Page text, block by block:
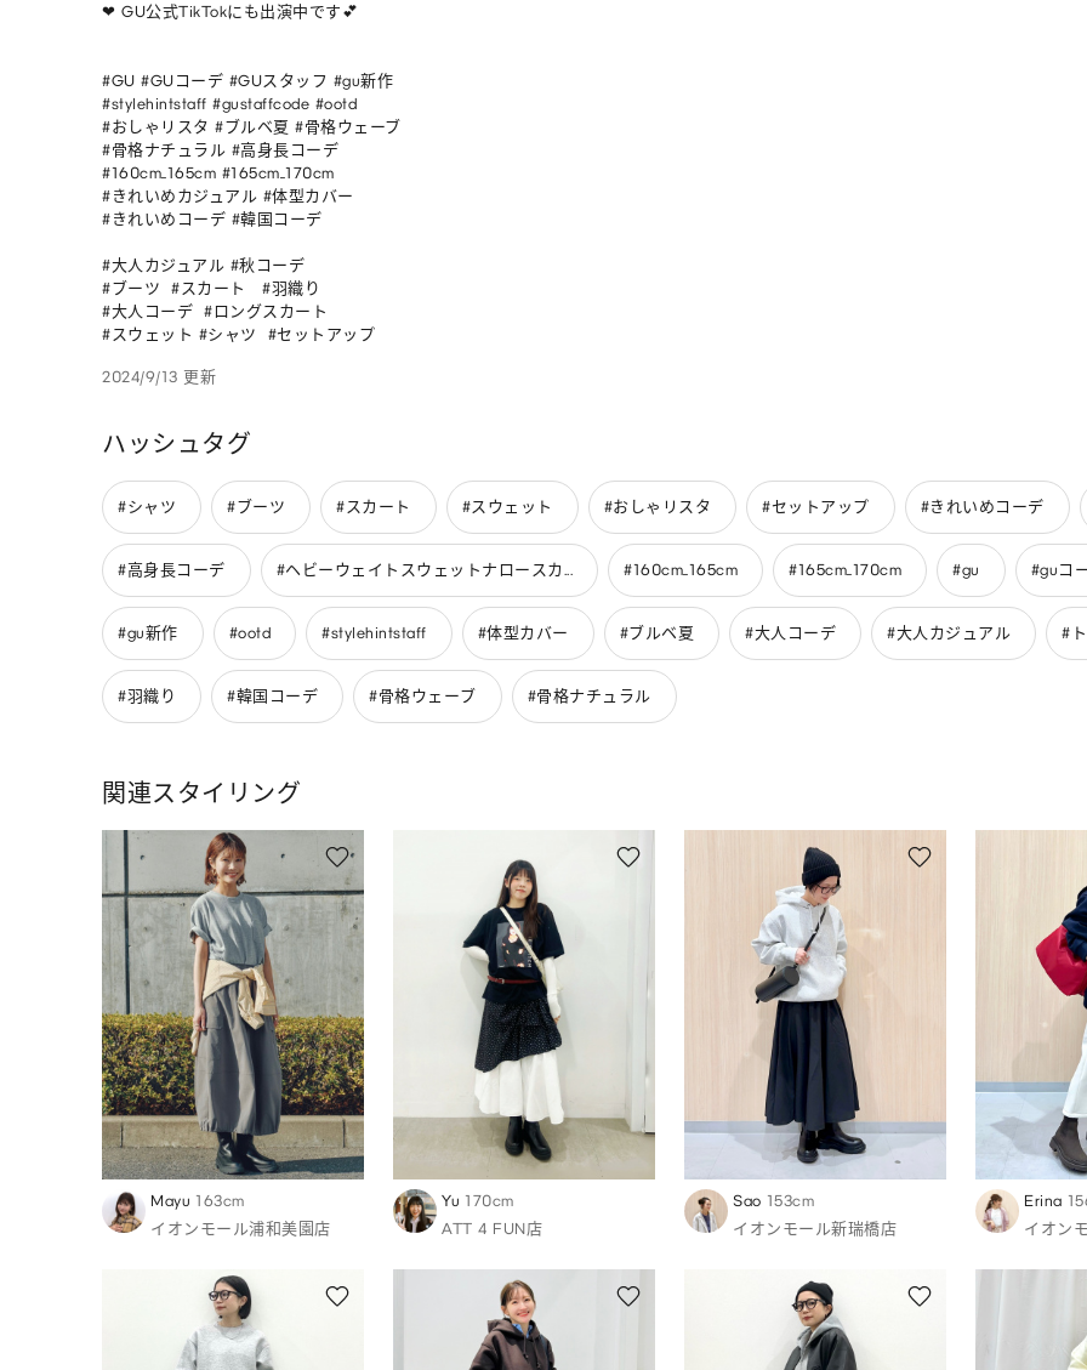
❤︎ GU公式TikTokにも出演中です💕
#GU #GUコーデ #GUスタッフ #gu新作
#stylehintstaff #gustaffcode #ootd
#おしゃリスタ #ブルベ夏 #骨格ウェーブ
#骨格ナチュラル #高身長コーデ
#160cm_165cm #165cm_170cm
#きれいめカジュアル #体型カバー
#きれいめコーデ #韓国コーデ
#大人カジュアル #秋コーデ
#ブーツ  #スカート   #羽織り
#大人コーデ  #ロングスカート
#スウェット #シャツ  #セットアップ
2024/9/13 更新
ハッシュタグ
#シャツ #ブーツ #スカート #スウェット #おしゃリスタ #セットアップ #きれいめコーデ
#高身長コーデ #ヘビーウェイトスウェットナロースカ... #160cm_165cm #165cm_170cm #gu #guコ
#gu新作 #ootd #stylehintstaff #体型カバー #ブルベ夏 #大人コーデ #大人カジュアル #
#羽織り #韓国コーデ #骨格ウェーブ #骨格ナチュラル
関連スタイリング
Mayu 163cm
イオンモール浦和美園店
Yu 170cm
ATT 4 FUN店
Sao 153cm
イオンモール新瑞橋店
Erina
イオン